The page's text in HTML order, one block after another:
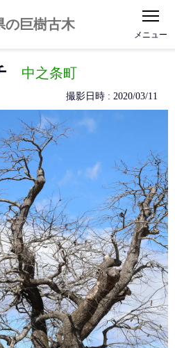
の巨樹古木
中之条町
撮影日時 : 2020/03/11